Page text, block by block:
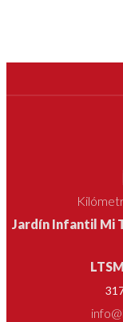
Jardín Infantil Mi